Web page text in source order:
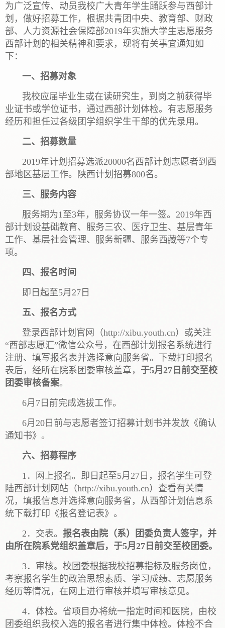
为广泛宣传、动员我校广大青年学生踊跃参与西部计
划，做好招募工作，根据共青团中央、教育部、财政
部、人力资源社会保障部2019年实施大学生志愿服务
西部计划的相关精神和要求，现将有关事宜通知如
下：
一、招募对象
我校应届毕业生或在读研究生，到岗之前获得毕
业证书或学位证书，通过西部计划体检。有志愿服务
经历和担任过各级团学组织学生干部的优先录用。
二、招募数量
2019年计划招募选派20000名西部计划志愿者到西
部地区基层工作。陕西计划招募800名。
三、服务内容
服务期为1至3年，服务协议一年一签。2019年西
部计划设基础教育、服务三农、医疗卫生、基层青年
工作、基层社会管理、服务新疆、服务西藏等7个专
项。
四、报名时间
即日起至5月27日
五、报名方式
登录西部计划官网（http://xibu.youth.cn）或关注
“西部志愿汇”微信公众号，在西部计划报名系统进行
注册、填写报名表并选择意向服务省。下载打印报名
表后，经所在院系团委审核盖章， 于5月27日前交至校
团委审核备案。
6月7日前完成选拔工作。
6月20日前与志愿者签订招募计划书并发放《确认
通知书》。
六、招募程序
1．网上报名。即日起至5月27日，报名学生可登
陆西部计划网站（http://xibu.youth.cn）查看有关情
况，填报信息并选择意向服务省，从西部计划信息系
统下载打印《报名登记表》。
2．交表。 报名表由院（系）团委负责人签字，并
由所在院系党组织盖章后，于5月27日前交至校团委。
3．审核。校团委根据我校招募指标及服务岗位，
考察报名学生的政治思想素质、学习成绩、志愿服务
经历等情况，在网上进行审核并填写审核意见。
4．体检。省项目办将统一指定时间和医院，由校
团委组织我校入选的报名者进行集中体检。体检不合